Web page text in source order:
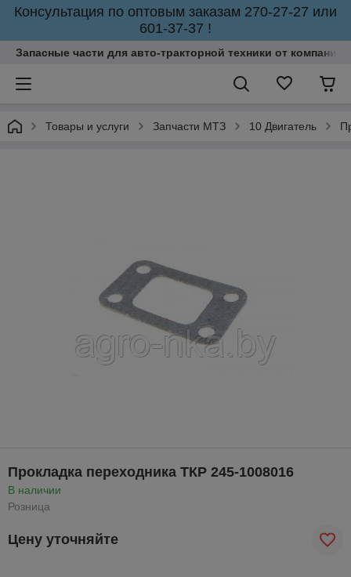
Консультация по оптовым заказам 270-27-27 или
601-37-37 !
Запасные части для авто-тракторной техники от
Товары и услуги Запчасти МТЗ 10 Двигатель
Прокладка переходника ТКР 245-1008016
В наличии
Розница
Цену уточняйте